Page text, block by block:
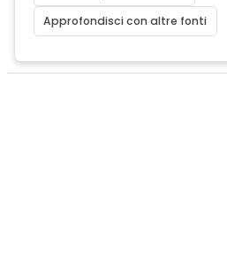
Approfondisci con altre fonti